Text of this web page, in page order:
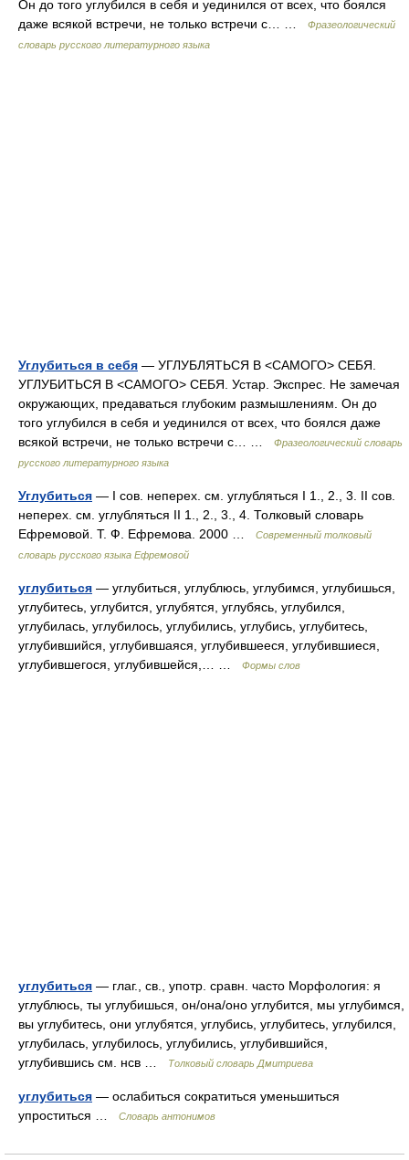
Он до того углубился в себя и уединился от всех, что боялся
даже всякой встречи, не только встречи с… …
Фразеологический
словарь русского литературного языка
Углубиться в себя — УГЛУБЛЯТЬСЯ В <САМОГО> СЕБЯ.
УГЛУБИТЬСЯ В <САМОГО> СЕБЯ. Устар. Экспрес. Не замечая
окружающих, предаваться глубоким размышлениям. Он до
того углубился в себя и уединился от всех, что боялся даже
всякой встречи, не только встречи с… …
Фразеологический словарь
русского литературного языка
Углубиться — I сов. неперех. см. углубляться I 1., 2., 3. II сов.
неперех. см. углубляться II 1., 2., 3., 4. Толковый словарь
Ефремовой. Т. Ф. Ефремова. 2000 …
Современный толковый
словарь русского языка Ефремовой
углубиться — углубиться, углублюсь, углубимся, углубишься,
углубитесь, углубится, углубятся, углубясь, углубился,
углубилась, углубилось, углубились, углубись, углубитесь,
углубившийся, углубившаяся, углубившееся, углубившиеся,
углубившегося, углубившейся,… …
Формы слов
углубиться — глаг., св., употр. сравн. часто Морфология: я
углублюсь, ты углубишься, он/она/оно углубится, мы углубимся,
вы углубитесь, они углубятся, углубись, углубитесь, углубился,
углубилась, углубилось, углубились, углубившийся,
углубившись см. нсв …
Толковый словарь Дмитриева
углубиться — ослабиться сократиться уменьшиться
упроститься …
Словарь антонимов